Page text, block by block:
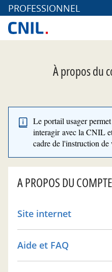
PROFESSIONNEL
À propos du
Le portail usager
interagir avec la CNIL
cadre de l'instruction de
A PROPOS DU COMPTE
Site internet
Aide et FAQ
*